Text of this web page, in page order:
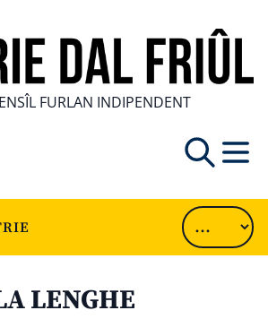
FURLAN INDIPENDENT
LENGHE